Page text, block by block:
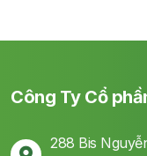
Công Ty Cổ
288 Bis